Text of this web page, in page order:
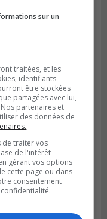
pour
sur un
traitées, et les
identifiants
être stockées
partagées avec lui,
partenaires et
des données de
de traiter vos
de l'intérêt
gérant vos options
cette page ou dans
consentement